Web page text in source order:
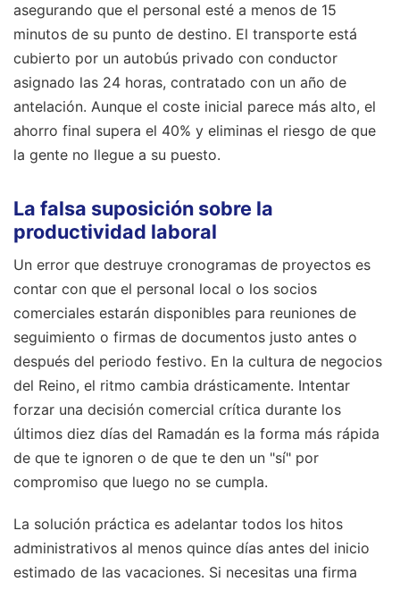
asegurando que el personal esté a menos de 15
minutos de su punto de destino. El transporte está
cubierto por un autobús privado con conductor
asignado las 24 horas, contratado con un año de
antelación. Aunque el coste inicial parece más alto, el
ahorro final supera el 40% y eliminas el riesgo de que
la gente no llegue a su puesto.
La falsa suposición sobre la
productividad laboral
Un error que destruye cronogramas de proyectos es
contar con que el personal local o los socios
comerciales estarán disponibles para reuniones de
seguimiento o firmas de documentos justo antes o
después del periodo festivo. En la cultura de negocios
del Reino, el ritmo cambia drásticamente. Intentar
forzar una decisión comercial crítica durante los
últimos diez días del Ramadán es la forma más rápida
de que te ignoren o de que te den un "sí" por
compromiso que luego no se cumpla.
La solución práctica es adelantar todos los hitos
administrativos al menos quince días antes del inicio
estimado de las vacaciones. Si necesitas una firma